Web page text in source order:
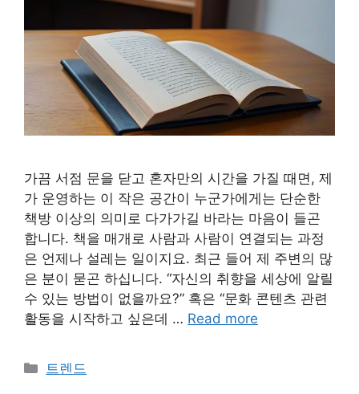
가끔 서점 문을 닫고 혼자만의 시간을 가질 때면, 제
가 운영하는 이 작은 공간이 누군가에게는 단순한
책방 이상의 의미로 다가가길 바라는 마음이 들곤
합니다. 책을 매개로 사람과 사람이 연결되는 과정
은 언제나 설레는 일이지요. 최근 들어 제 주변의 많
은 분이 묻곤 하십니다. “자신의 취향을 세상에 알릴
수 있는 방법이 없을까요?” 혹은 “문화 콘텐츠 관련
활동을 시작하고 싶은데 … Read more
Categories
트렌드